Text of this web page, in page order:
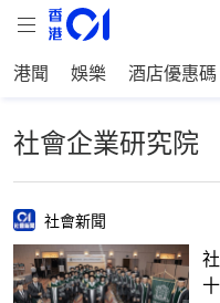
港聞 娛樂 酒店優惠碼
社會企業研究院
社會新聞